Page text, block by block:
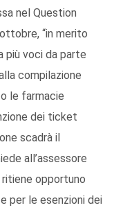
nel Question
“in merito
più voci da parte
compilazione
le farmacie
dei ticket
scadrà il
all’assessore
opportuno
per le esenzioni dei